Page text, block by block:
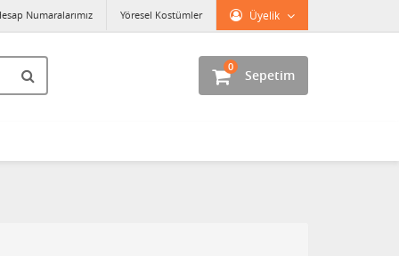
Üyelik
Numaralarımız Yöresel Kostümler
Sepetim
0